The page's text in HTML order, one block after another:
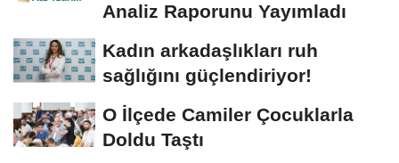
Analiz Raporunu Yayımladı
Kadın arkadaşlıkları ruh
sağlığını güçlendiriyor!
O İlçede Camiler Çocuklarla
Doldu Taştı